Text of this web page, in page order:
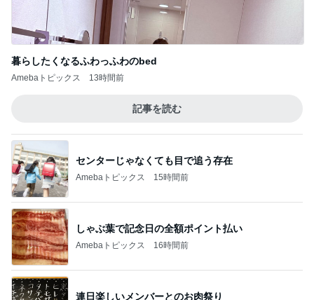
Amebaトピックス 13時間前
記事を読む
Amebaトピックス 15時間前
しゃぶ葉で記念日の全額ポイント払い
Amebaトピックス 16時間前
連日楽しいメンバーとのお肉祭り
Amebaトピックス 1日前
どっちもどっちだと思った派遣の騒動